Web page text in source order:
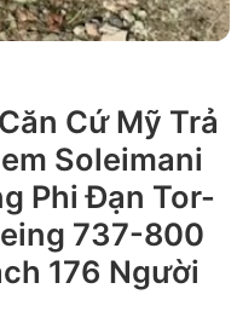
Cứ Mỹ Trả
Soleimani
Phi Đạn Tor-
737-800
176 Người